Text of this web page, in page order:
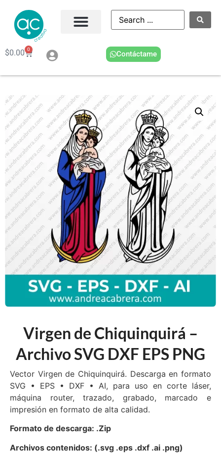
$0.00 0
Contáctame
Virgen de Chiquinquirá –
Archivo SVG DXF EPS PNG
Vector Virgen de Chiquinquirá. Descarga en formato
SVG • EPS • DXF • AI, para uso en corte láser,
máquina router, trazado, grabado, marcado e
impresión en formato de alta calidad.
Formato de descarga: .Zip
Archivos contenidos: (.svg .eps .dxf .ai .png)